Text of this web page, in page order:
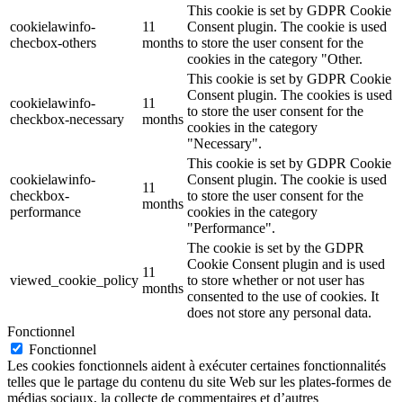
cookielawinfo-
checbox-others
11
months
This cookie is set by GDPR Cookie
Consent plugin. The cookie is used
to store the user consent for the
cookies in the category "Other.
cookielawinfo-
checkbox-necessary
11
months
This cookie is set by GDPR Cookie
Consent plugin. The cookies is used
to store the user consent for the
cookies in the category
"Necessary".
cookielawinfo-
checkbox-
performance
11
months
This cookie is set by GDPR Cookie
Consent plugin. The cookie is used
to store the user consent for the
cookies in the category
"Performance".
viewed_cookie_policy
11
months
The cookie is set by the GDPR
Cookie Consent plugin and is used
to store whether or not user has
consented to the use of cookies. It
does not store any personal data.
Fonctionnel
Fonctionnel
Les cookies fonctionnels aident à exécuter certaines fonctionnalités
telles que le partage du contenu du site Web sur les plates-formes de
médias sociaux, la collecte de commentaires et d’autres